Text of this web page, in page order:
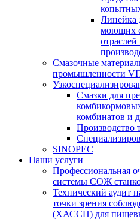
Линейка
моющих
Смазочные
промышленности
Смазки для
комбинатов и
Производство
SINOPEC
Наши услуги
Профессиональная
системы СОЖ
Технический аудит
точки зрения
(ХАССП) для